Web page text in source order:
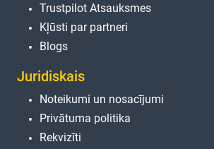
Trustpilot Atsauksmes
Kļūsti par partneri
Blogs
Juridiskais
Noteikumi un nosacījumi
Privātuma politika
Rekvizīti